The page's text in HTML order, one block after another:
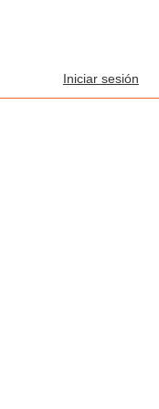
Iniciar sesión